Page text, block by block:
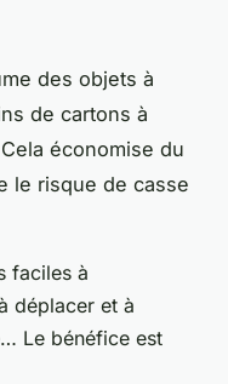
des objets à
de cartons à
économise du
le risque de casse
faciles à
déplacer et à
Le bénéfice est